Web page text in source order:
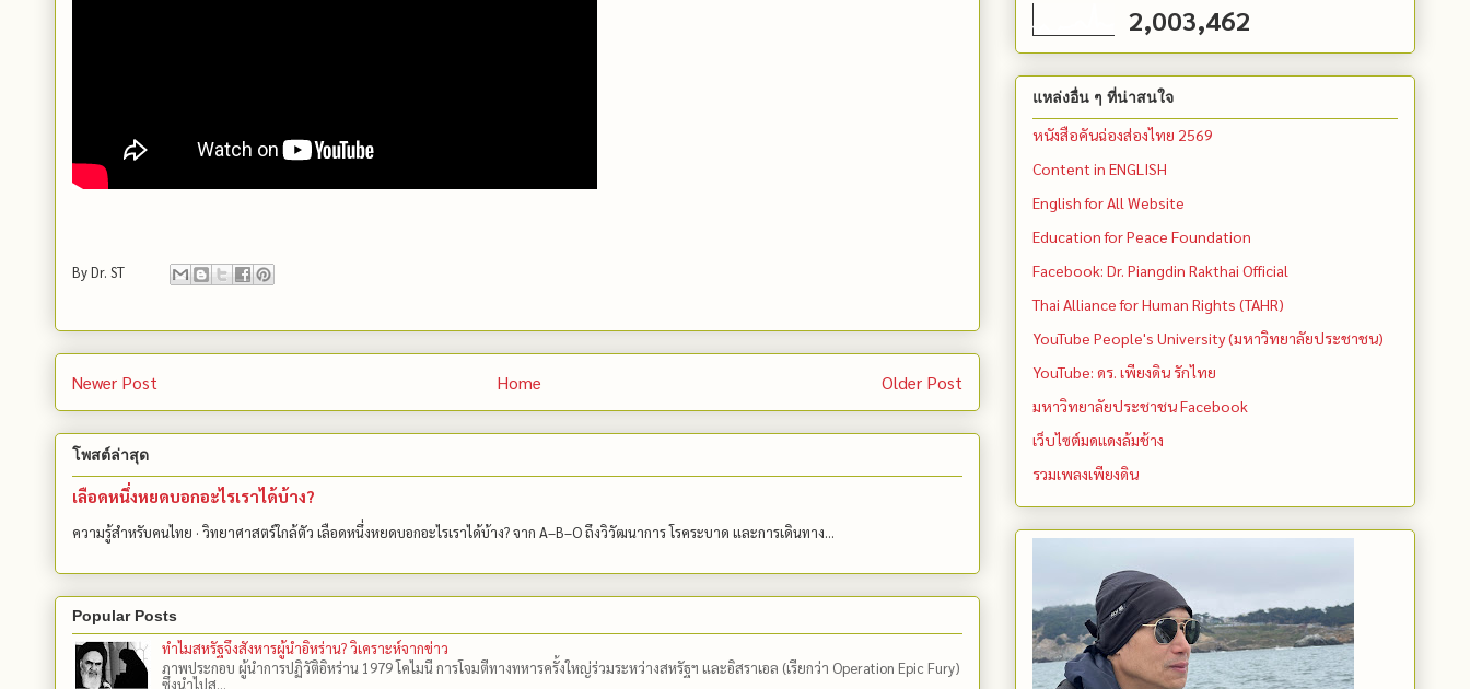
ByDr. ST
Newer Post Older Post
Home
โพสต์ล่าสุด
เลือดหนึ่งหยดบอกอะไรเราได้บ้าง?
ความรู้สำหรับคนไทย · วิทยาศาสตร์ใกล้ตัว เลือดหนึ่งหยดบอกอะไรเราได้บ้าง? จาก A–B–O ถึงวิวัฒนาการ โรคระบาด และการเดินทาง...
Popular Posts
ทำไมสหรัฐจึงสังหารผู้นำอิหร่าน? วิเคราะห์จากข่าว
ภาพประกอบ ผู้นำการปฏิวัติอิหร่าน 1979 โคไมนี การโจมตีทางทหารครั้งใหญ่ร่วมระหว่างสหรัฐฯ และอิสราเอล (เรียกว่า Operation Epic Fury)
ซึ่งนำไปส...
2,003,462
แหล่งอื่น ๆ ที่น่าสนใจ
หนังสือคันฉ่องส่องไทย 2569
Content in ENGLISH
English for All Website
Education for Peace Foundation
Facebook: Dr. Piangdin Rakthai Official
Thai Alliance for Human Rights (TAHR)
YouTube People's University (มหาวิทยาลัยประชาชน)
YouTube: ดร. เพียงดิน รักไทย
มหาวิทยาลัยประชาชน Facebook
เว็บไซต์มดแดงล้มช้าง
รวมเพลงเพียงดิน